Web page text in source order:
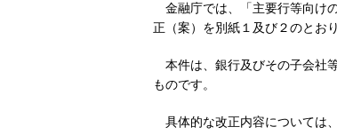
金融庁では、「主要行等向け
正（案）を別紙１及び２のとお
本件は、銀行及びその子会社
ものです。
具体的な改正内容については、